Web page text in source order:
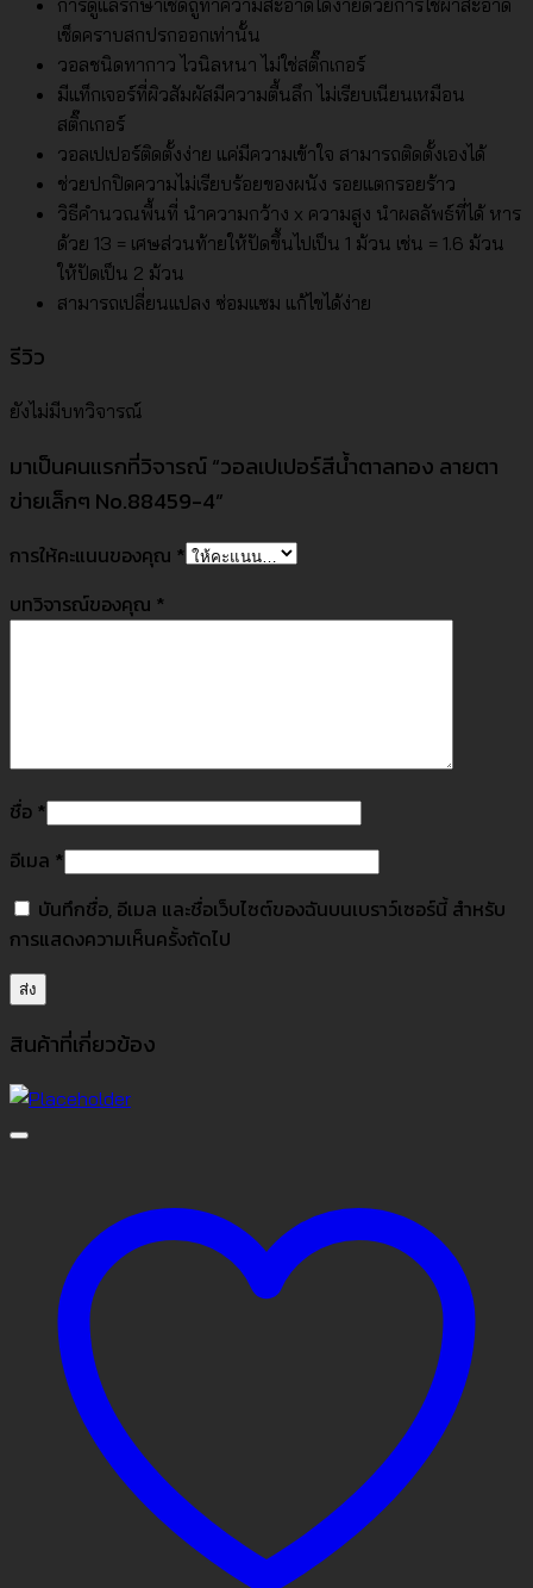
เช็ดคราบสกปรกออกเท่านั้น
วอลชนิดทากาว ไวนิลหนา ไม่ใช่สติ๊กเกอร์
มีแท็กเจอร์ที่ผิวสัมผัสมีความตื้นลึก ไม่เรียบเนียนเหมือน
สติ๊กเกอร์
วอลเปเปอร์ติดตั้งง่าย แค่มีความเข้าใจ สามารถติดตั้งเองได้
ช่วยปกปิดความไม่เรียบร้อยของผนัง รอยแตกรอยร้าว
วิธีคำนวณพื้นที่ นำความกว้าง x ความสูง นำผลลัพธ์ที่ได้ หาร
ด้วย 13 = เศษส่วนท้ายให้ปัดขึ้นไปเป็น 1 ม้วน เช่น = 1.6 ม้วน
ให้ปัดเป็น 2 ม้วน
สามารถเปลี่ยนแปลง ซ่อมแซม แก้ไขได้ง่าย
รีวิว
ยังไม่มีบทวิจารณ์
มาเป็นคนแรกที่วิจารณ์ “วอลเปเปอร์สีน้ำตาลทอง ลายตา
ข่ายเล็กๆ No.88459-4”
การให้คะแนนของคุณ *
บทวิจารณ์ของคุณ *
ชื่อ *
อีเมล *
บันทึกชื่อ, อีเมล และชื่อเว็บไซต์ของฉันบนเบราว์เซอร์นี้ สำหรับ
การแสดงความเห็นครั้งถัดไป
สินค้าที่เกี่ยวข้อง